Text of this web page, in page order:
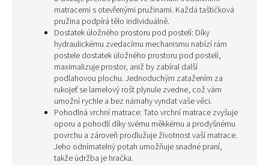
matracemi s otevřenými pružinami. Každá taštičková
pružina podpírá tělo individuálně.
Dostatek úložného prostoru pod postelí: Díky
hydraulickému zvedacímu mechanismu nabízí rám
postele dostatek úložného prostoru pod postelí,
maximalizuje prostor, aniž by zabíral další
podlahovou plochu. Jednoduchým zatažením za
rukojeť se lamelový rošt plynule zvedne, což vám
umožní rychle a bez námahy vyndat vaše věci.
Pohodlná vrchní matrace: Tato vrchní matrace zvyšuje
oporu a pohodlí díky svému měkkému a prodyšnému
povrchu a zároveň prodlužuje životnost vaší matrace.
Jeho odnímatelný potah umožňuje snadné praní,
takže údržba je hračka.